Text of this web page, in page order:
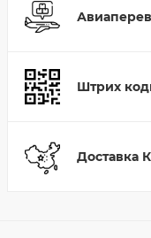
Штрих
Доставка